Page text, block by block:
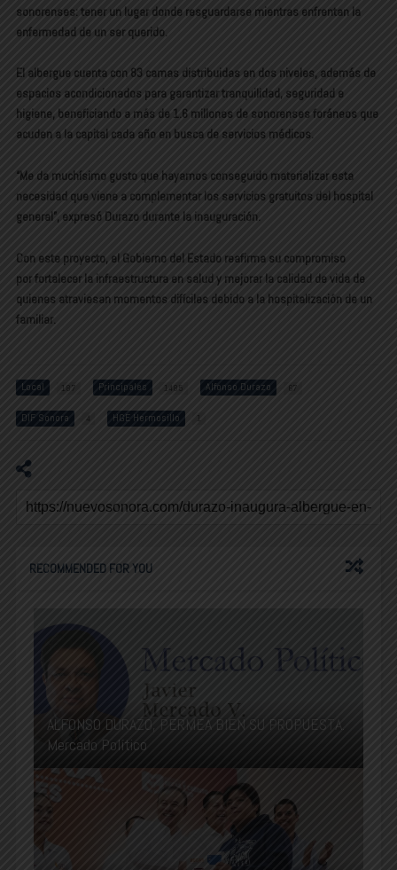
sonorenses:tener un lugar donde resguardarse mientras enfrentan la
enfermedad de un ser querido.
El albergue cuenta con 83 camas distribuidas en dos niveles, además de
espacios acondicionados para garantizartranquilidad, seguridad e
higiene, beneficiando a más de 1.6 millones de sonorenses foráneos que
acuden a la capital cada año en busca de servicios médicos.
“Me da muchísimo gusto que hayamos conseguido materializar esta
necesidad que viene a complementar los servicios gratuitos del hospital
general”, expresó Durazo durante la inauguración.
Con este proyecto, el Gobierno del Estado reafirma su compromiso
porfortalecer la infraestructura en saludy mejorar la calidad de vida de
quienes atraviesan momentos difíciles debido a la hospitalización de un
familiar.
Local 187 Principales 1485 Alfonso Durazo 67
DIF Sonora 4 HGE Hermosillo
RECOMMENDED FOR YOU
ALFONSO DURAZO, PERMEA BIEN SU PROPUESTA.
Mercado Político